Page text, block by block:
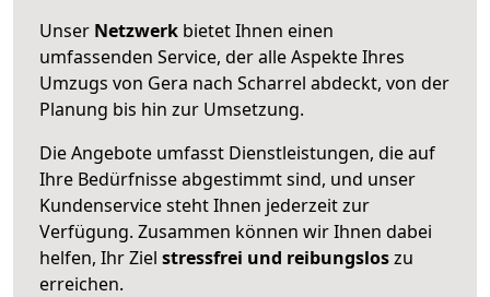
Unser Netzwerk bietet Ihnen einen
umfassenden Service, der alle Aspekte Ihres
Umzugs von Gera nach Scharrel abdeckt, von der
Planung bis hin zur Umsetzung.
Die Angebote umfasst Dienstleistungen, die auf
Ihre Bedürfnisse abgestimmt sind, und unser
Kundenservice steht Ihnen jederzeit zur
Verfügung. Zusammen können wir Ihnen dabei
helfen, Ihr Ziel stressfrei und reibungsloszu
erreichen.